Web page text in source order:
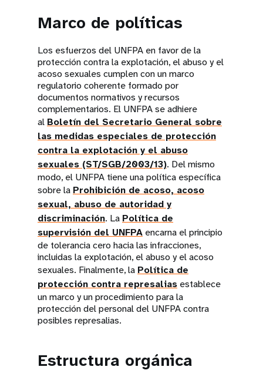
Marco de políticas
Los esfuerzos del UNFPA en favor de la
protección contra la explotación, el abuso y el
acoso sexuales cumplen con un marco
regulatorio coherente formado por
documentos normativos y recursos
complementarios. El UNFPA se adhiere
al Boletín del Secretario General sobre
las medidas especiales de protección
contra la explotación y el abuso
sexuales (ST/SGB/2003/13). Del mismo
modo, el UNFPA tiene una política específica
sobre la Prohibición de acoso, acoso
sexual, abuso de autoridad y
discriminación. La Política de
supervisión del UNFPA encarna el principio
de tolerancia cero hacia las infracciones,
incluidas la explotación, el abuso y el acoso
sexuales. Finalmente, la Política de
protección contra represalias establece
un marco y un procedimiento para la
protección del personal del UNFPA contra
posibles represalias.
Estructura orgánica